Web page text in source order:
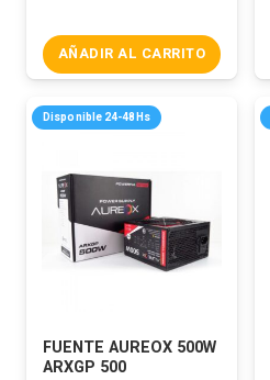
AÑADIR AL CARRITO
Disponible 24-48Hs
FUENTE AUREOX 500W
ARXGP 500